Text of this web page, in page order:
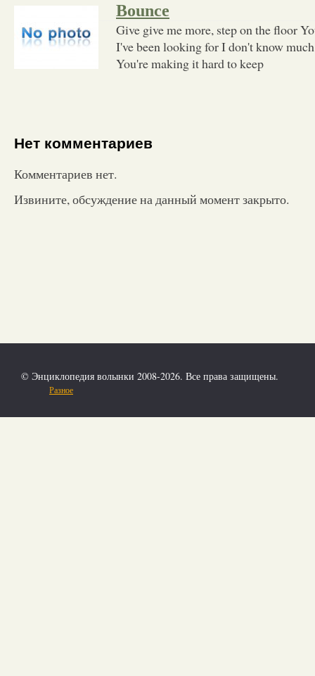
Bounce
Give give me more, step on the floor
I've been looking for I don't know
You're making it hard to keep
Нет комментариев
Комментариев нет.
Извините, обсуждение на данный момент закрыто.
© Энциклопедия волынки 2008-2026. Все права защищены.
Разное